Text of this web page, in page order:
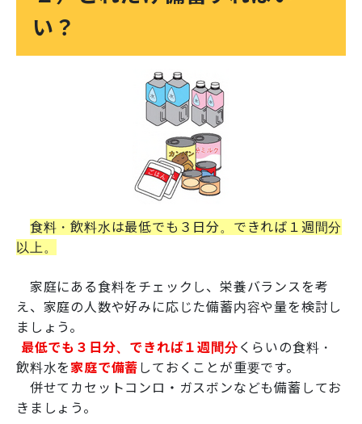
い？
食料・飲料水は最低でも３日分。できれば１週間分
以上。
家庭にある食料をチェックし、栄養バランスを考
え、家庭の人数や好みに応じた備蓄内容や量を検討し
ましょう。
最低でも３日分、できれば１週間分くらいの食料・
飲料水を家庭で備蓄 しておくことが重要です。
併せてカセットコンロ・ガスボンなども備蓄してお
きましょう。